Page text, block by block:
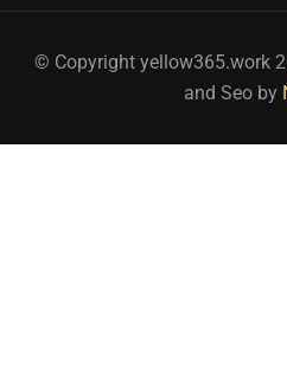
© Copyright yellow365.work
and Seo by